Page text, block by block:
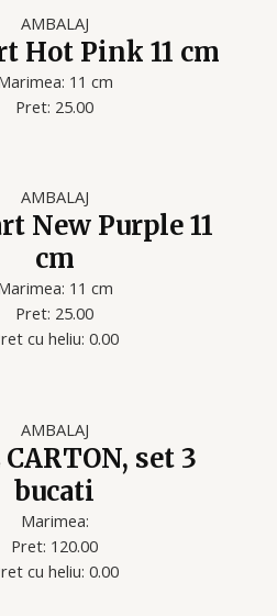
AMBALAJ
Hot Pink 11 cm
11 cm
Pret: 25.00
AMBALAJ
New Purple 11
cm
11 cm
Pret: 25.00
cu heliu: 0.00
AMBALAJ
set 3
bucati
Marimea:
Pret: 120.00
cu heliu: 0.00